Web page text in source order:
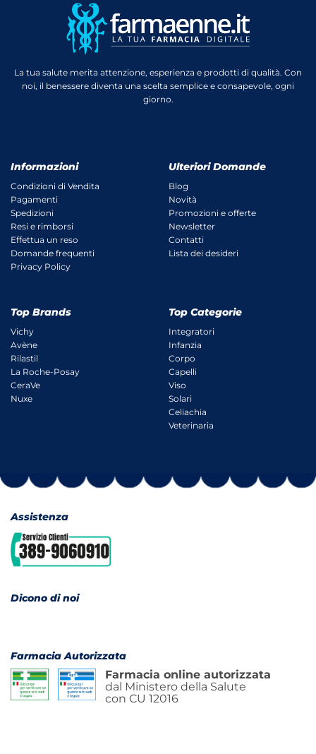
La tua salute merita attenzione, esperienza e prodotti di qualità. Con
noi, il benessere diventa una scelta semplice e consapevole, ogni
giorno.
Informazioni
Condizioni di Vendita
Pagamenti
Spedizioni
Resi e rimborsi
Effettua un reso
Domande frequenti
Privacy Policy
Ulteriori Domande
Blog
Novità
Promozioni e offerte
Newsletter
Contatti
Lista dei desideri
Top Brands
Vichy
Avène
Rilastil
La Roche-Posay
CeraVe
Nuxe
Top Categorie
Integratori
Infanzia
Corpo
Capelli
Viso
Solari
Celiachia
Veterinaria
Assistenza
Dicono di noi
Farmacia Autorizzata
Farmacia online autorizzata
dal Ministero della Salute
con CU 12016